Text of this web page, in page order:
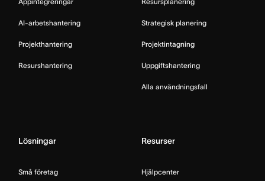
AI-arbetshantering
Projekthantering
Resurshantering
Strategisk planering
Projektintagning
Uppgiftshantering
Alla användningsfall
Lösningar
Små företag
Resurser
Hjälpcenter